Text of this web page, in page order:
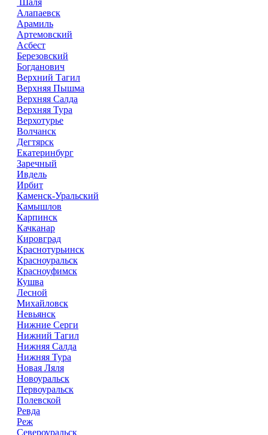
Шаля
Алапаевск
Арамиль
Артемовский
Асбест
Березовский
Богданович
Верхний Тагил
Верхняя Пышма
Верхняя Салда
Верхняя Тура
Верхотурье
Волчанск
Дегтярск
Екатеринбург
Заречный
Ивдель
Ирбит
Каменск-Уральский
Камышлов
Карпинск
Качканар
Кировград
Краснотурьинск
Красноуральск
Красноуфимск
Кушва
Лесной
Михайловск
Невьянск
Нижние Серги
Нижний Тагил
Нижняя Салда
Нижняя Тура
Новая Ляля
Новоуральск
Первоуральск
Полевской
Ревда
Реж
Североуральск